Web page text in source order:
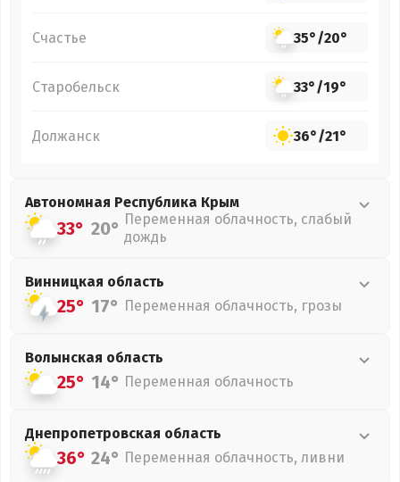
Счастье 35°/20°
Старобельск 33°/19°
Должанск 36°/21°
Автономная Республика Крым
33° 20° Переменная облачность, слабый
дождь
Винницкая область
25° 17° Переменная облачность, грозы
Волынская область
25° 14° Переменная облачность
Днепропетровская область
36° 24° Переменная облачность, ливни